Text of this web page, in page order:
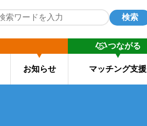
検索
お知らせ
つながる
マッチング支援